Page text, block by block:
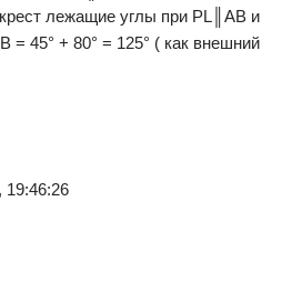
лежащие углы при PL║АВ и
45° + 80° = 125° ( как внешний
19:46:26